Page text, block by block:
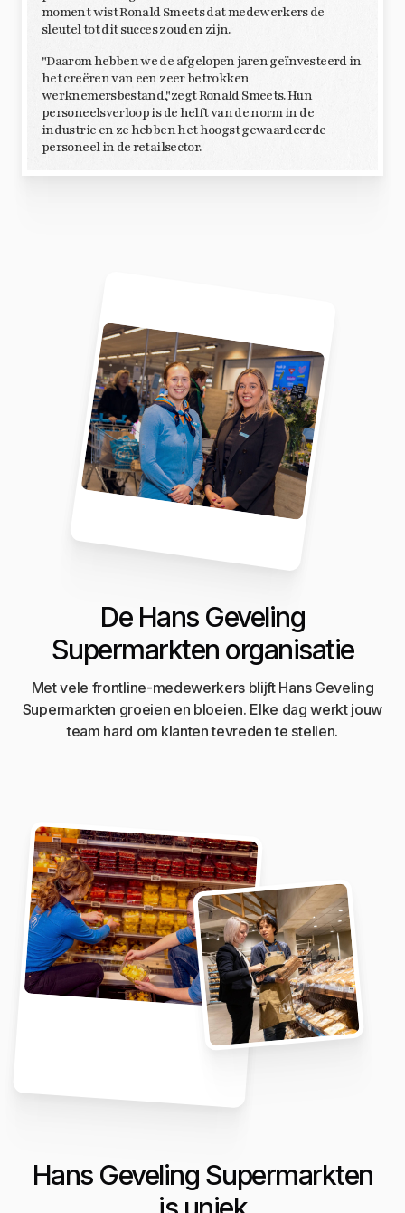
moment wist Ronald Smeets dat medewerkers de
sleutel tot dit succes zouden zijn.
"Daarom hebben we de afgelopen jaren geïnvesteerd in
het creëren van een zeer betrokken
werknemersbestand,"zegt Ronald Smeets. Hun
personeelsverloop is de helft van de norm in de
industrie en ze hebben het hoogst gewaardeerde
personeel in de retailsector.
De Hans Geveling
Supermarkten organisatie
Met vele frontline-medewerkers blijft Hans Geveling
Supermarkten groeien en bloeien. Elke dag werkt jouw
team hard om klanten tevreden te stellen.
Hans Geveling Supermarkten